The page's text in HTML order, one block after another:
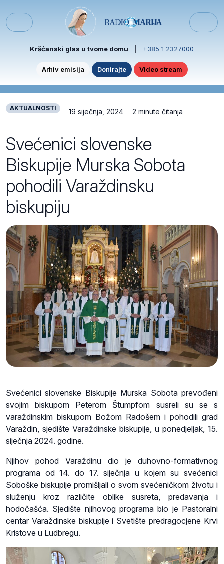
Menu
Kršćanski glas u tvome domu +385 1 2327000
Arhiv emisija Donirajte Video stream
AKTUALNOSTI 19 siječnja, 2024 2 minute čitanja
Svećenici slovenske
Biskupije Murska Sobota
pohodili Varaždinsku
biskupiju
Svećenici slovenske Biskupije Murska Sobota prevođeni
svojim biskupom Peterom Štumpfom susreli su se s
varaždinskim biskupom Božom Radošem i pohodili grad
Varaždin, sjedište Varaždinske biskupije, u ponedjeljak, 15.
siječnja 2024. godine.
Njihov pohod Varaždinu dio je duhovno-formativnog
programa od 14. do 17. siječnja u kojem su svećenici
Soboške biskupije promišljali o svom svećeničkom životu i
služenju kroz različite oblike susreta, predavanja i
hodočašća. Sjedište njihovog programa bio je Pastoralni
centar Varaždinske biskupije i Svetište predragocjene Krvi
Kristove u Ludbregu.